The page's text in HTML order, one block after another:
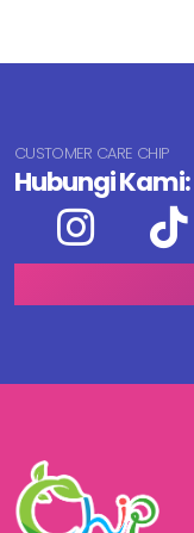
CUSTOMER CARE CHIP
Hubungi Kami: